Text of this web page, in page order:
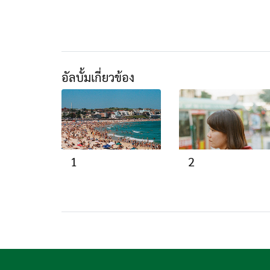
อัลบั้มเกี่ยวข้อง
1 2